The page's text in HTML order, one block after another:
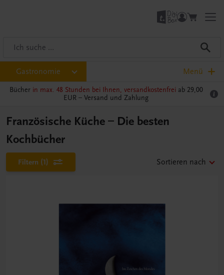
Gastronomie Menü
Bücher in max. 48 Stunden bei Ihnen, versandkostenfrei ab 29,00
EUR – Versand und Zahlung
Französische Küche – Die besten
Kochbücher
Filtern (1) Sortieren nach